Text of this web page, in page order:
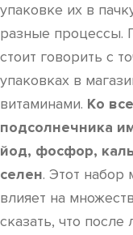
упаковке их в
разные процессы.
стоит говорить с
упаковках в
витаминами. Ко
подсолнечника
йод, фосфор,
селен. Этот набор
влияет на
сказать, что